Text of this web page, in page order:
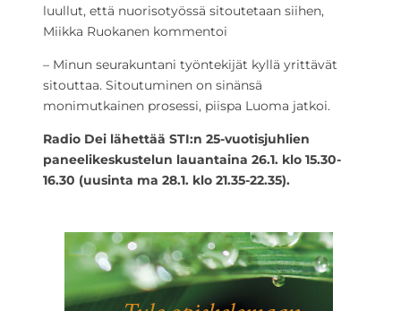
luullut, että nuorisotyössä sitoutetaan siihen,
Miikka Ruokanen kommentoi
– Minun seurakuntani työntekijät kyllä yrittävät
sitouttaa. Sitoutuminen on sinänsä
monimutkainen prosessi, piispa Luoma jatkoi.
Radio Dei lähettää STI:n 25-vuotisjuhlien
paneelikeskustelun lauantaina 26.1. klo 15.30-
16.30 (uusinta ma 28.1. klo 21.35-22.35).